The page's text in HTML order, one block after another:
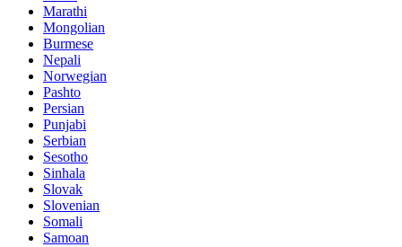
Marathi
Mongolian
Burmese
Nepali
Norwegian
Pashto
Persian
Punjabi
Serbian
Sesotho
Sinhala
Slovak
Slovenian
Somali
Samoan